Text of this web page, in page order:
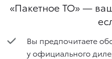
«Пакетное ТО» —
Вы предпочитаете
у официального